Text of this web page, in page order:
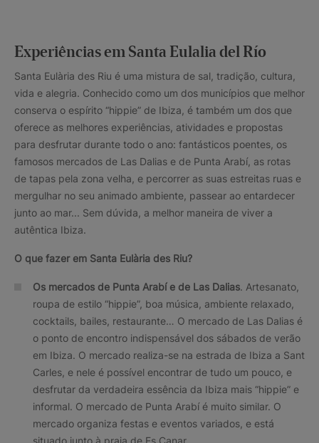
Experiências em Santa Eulalia del Río
Santa Eulària des Riu é uma mistura de sal, tradição, cultura,
vida e alegria. Conhecido como um dos municípios que melhor
conserva o espírito “hippie” de Ibiza, é também um dos que
oferece as melhores experiências, atividades e propostas
para desfrutar durante todo o ano: fantásticos poentes, os
famosos mercados de Las Dalias e de Punta Arabí, as rotas
de tapas pela zona velha, e percorrer as suas estreitas ruas e
mergulhar no seu animado ambiente, passear ao entardecer
junto ao mar... Sem dúvida, a melhor maneira de viver a
autêntica Ibiza.
O que fazer em Santa Eulària des Riu?
Os mercados de Punta Arabí e de Las Dalias. Artesanato,
roupa de estilo “hippie”, boa música, ambiente relaxado,
cocktails, bailes, restaurante… O mercado de Las Dalias é
o ponto de encontro indispensável dos sábados de verão
em Ibiza. O mercado realiza-se na estrada de Ibiza a Sant
Carles, e nele é possível encontrar de tudo um pouco, e
desfrutar da verdadeira essência da Ibiza mais “hippie” e
informal. O mercado de Punta Arabí é muito similar. O
mercado organiza festas e eventos variados, e está
situado junto à praia de Es Canar.